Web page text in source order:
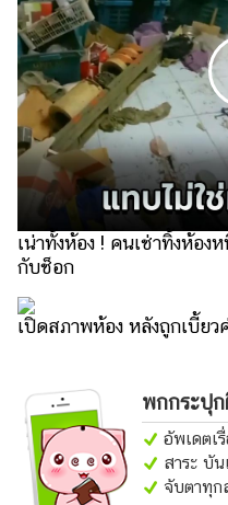
แต่งงาน
แม่
และ
เด็ก
สัตว์
เลี้ยง
Infographic
บริการ
แอปฯ
คอร์ส
ออนไลน์
เรียน
เลข
เน่าทั้งห้อง ! คนเช่าทิ้งห้อ
กับช็อก
เปิดสภาพห้อง หลังถูกเบี้ยว
พกกระปุก
อัพเดตเ
สาระ บั
จับตาทุ